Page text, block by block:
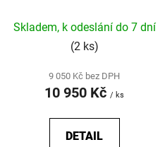
Skladem, k odeslání do 7 dní
(2 ks)
9 050 Kč bez DPH
10 950 Kč / ks
DETAIL